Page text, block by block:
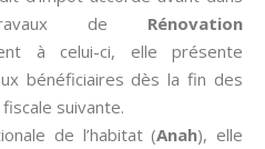
de Rénovation
à celui-ci, elle présente
bénéficiaires dès la fin des
suivante.
de l’habitat (Anah), elle